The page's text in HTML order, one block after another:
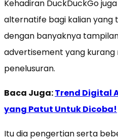
Kehadiran DuckDuckGo
alternatife bagi kalian yang
dengan banyaknya
advertisement yang kurang
penelusuran.
Baca Juga:Trend Digital
yang Patut Untuk Dicoba!
Itu dia pengertian serta